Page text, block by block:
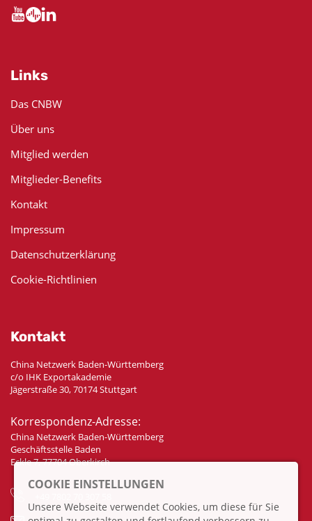
Links
Das CNBW
Über uns
Mitglied werden
Mitglieder-Benefits
Kontakt
Impressum
Datenschutzerklärung
Cookie-Richtlinien
Kontakt
China Netzwerk Baden-Württemberg
c/o IHK Exportakademie
Jägerstraße 30, 70174 Stuttgart
Korrespondenz-Adresse:
China Netzwerk Baden-Württemberg
Geschäftsstelle Baden
Eckle 7, 77704 Oberkirch
COOKIE EINSTELLUNGEN
Unsere Webseite verwendet Cookies, um diese für Sie